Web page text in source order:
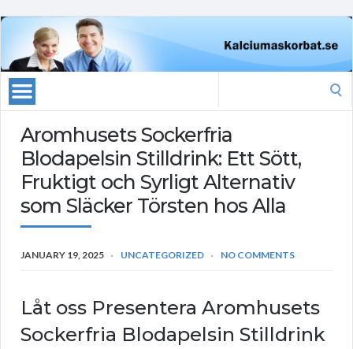
Aromhusets Sockerfria
Blodapelsin Stilldrink: Ett Sött,
Fruktigt och Syrligt Alternativ
som Släcker Törsten hos Alla
JANUARY 19, 2025 UNCATEGORIZED NO COMMENTS
Låt oss Presentera Aromhusets
Sockerfria Blodapelsin Stilldrink